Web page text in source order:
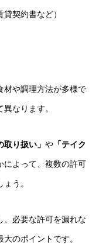
契約書など）
材や調理方法が多様で
なります。
取り扱い」 や 「テイク
によって、複数の許可
う。
、必要な許可を漏れな
のポイントです。